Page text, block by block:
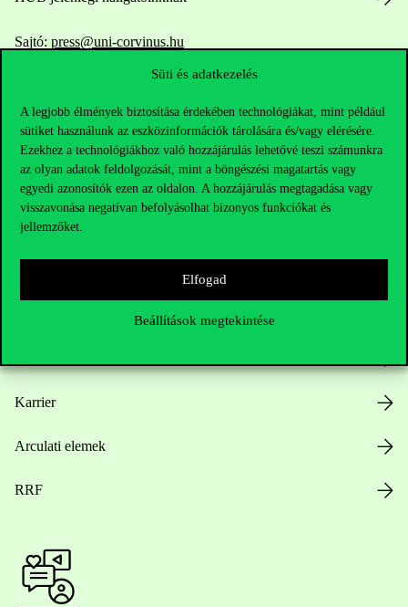
Süti és adatkezelés
A legjobb élmények biztosítása érdekében technológiákat, mint például
sütiket használunk az eszközinformációk tárolására és/vagy elérésére.
Ezekhez a technológiákhoz való hozzájárulás lehetővé teszi számunkra
az olyan adatok feldolgozását, mint a böngészési magatartás vagy
egyedi azonosítók ezen az oldalon. A hozzájárulás megtagadása vagy
visszavonása negatívan befolyásolhat bizonyos funkciókat és
jellemzőket.
Elfogad
Beállítások megtekintése
Sajtó: press@uni-corvinus.hu
Hasznos linkek
Karrier
Arculati elemek
RRF